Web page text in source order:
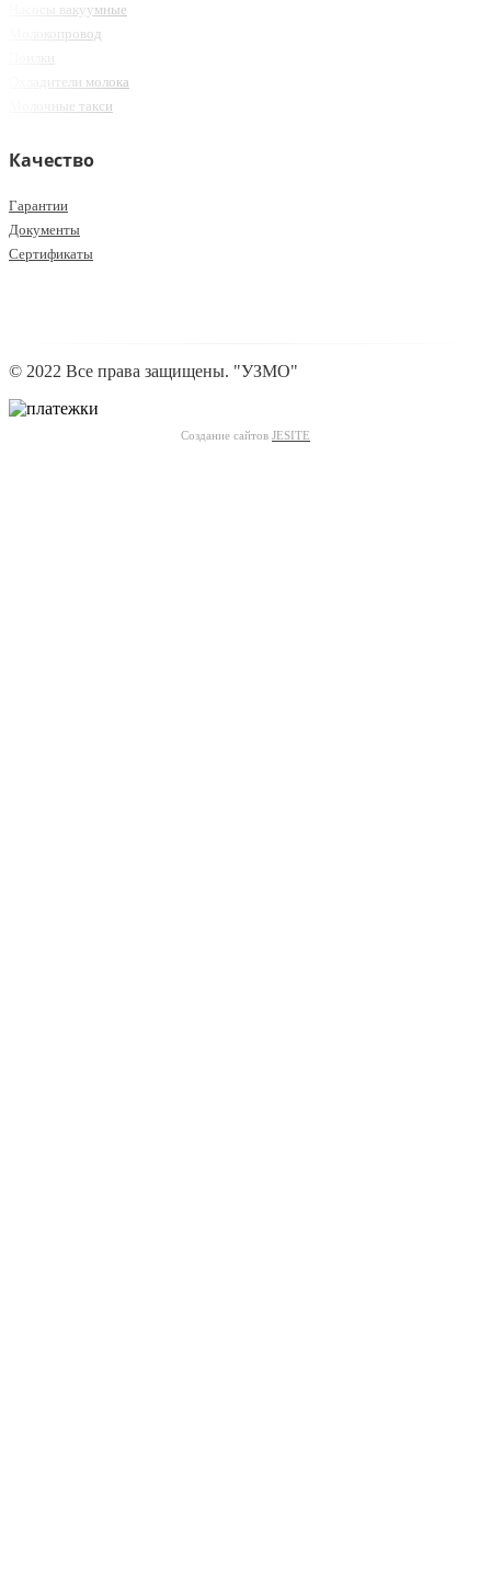
Насосы вакуумные
Молокопровод
Охладители молока
Молочные такси
Качество
Гарантии
Документы
Сертификаты
© 2022 Все права защищены. "УЗМО"
Создание сайтов JESITE